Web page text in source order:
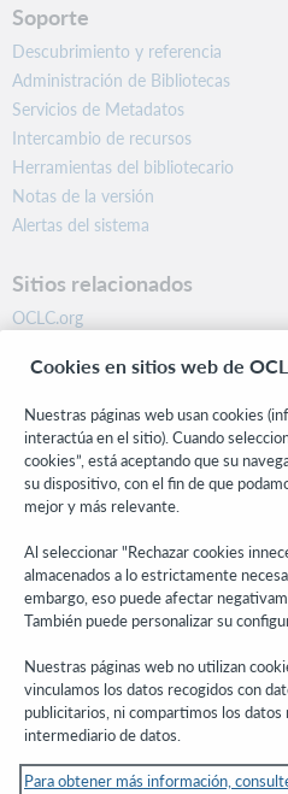
Soporte
Descubrimiento y referencia
Administración de Bibliotecas
Servicios de Metadatos
Intercambio de recursos
Herramientas del bibliotecario
Notas de la versión
Alertas del sistema
Sitios relacionados
OCLC.org
Centro comunitario
Investigación
WebJunction
Red de desarrolladores
Manténgase al día
Obtenga las últimas novedades de
investigación, eventos y mucho más
entrada.
Suscríbase ahora
Cookies en sitios web de
Nuestras páginas web usan cookies
interactúa en el sitio). Cuando
cookies”, está aceptando que su
su dispositivo, con el fin de que
mejor y más relevante.
Al seleccionar "Rechazar cookies
almacenados a lo estrictamente
embargo, eso puede afectar
También puede personalizar su
Nuestras páginas web no utilizan
vinculamos los datos recogidos con
publicitarios, ni compartimos los datos
intermediario de datos.
Para obtener más información,